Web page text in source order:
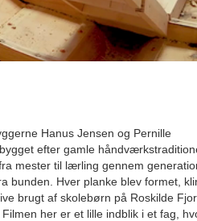
Hanus Jensen og Pernille
efter gamle
mester til lærling gennem
bunden. Hver planke blev formet,
brugt af skolebørn på Roskilde
her er et lille indblik i et fag,